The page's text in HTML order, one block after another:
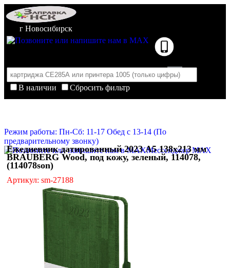
г Новосибирск
В наличии
Сбросить фильтр
Корзина пуста
Режим работы: Пн-Сб: 11-17 Обед с 13-14 (По
предварительному звонку)
Мессенджер MAX
Ежедневник датированный 2023 А5 138x213 мм
BRAUBERG Wood, под кожу, зеленый, 114078,
(114078son)
Артикул: sm-27188